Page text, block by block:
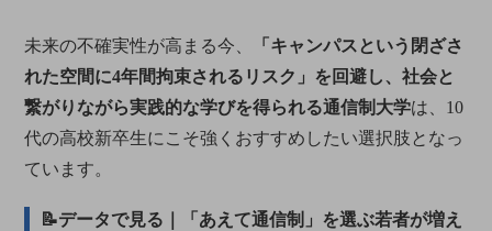
未来の不確実性が高まる今、
「キャンパスという閉ざさ
れた空間に4年間拘束されるリスク」を回避し、社会と
繋がりながら実践的な学びを得られる通信制大学は、10
代の高校新卒生にこそ強くおすすめしたい選択肢となっ
ています。
📝データで見る｜「あえて通信制」を選ぶ若者が増え